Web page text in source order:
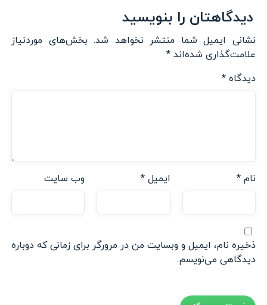
دیدگاهتان را بنویسید
نشانی ایمیل شما منتشر نخواهد شد. بخش‌های موردنیاز
علامت‌گذاری شده‌اند *
دیدگاه *
نام * ایمیل* وب‌ سایت
ذخیره نام، ایمیل و وبسایت من در مرورگر برای زمانی که دوباره
دیدگاهی می‌نویسم.